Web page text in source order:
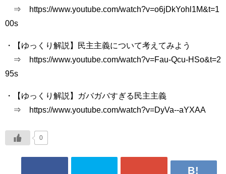
⇒ https://www.youtube.com/watch?v=o6jDkYohl1M&t=1
00s
・【ゆっくり解説】民主主義について考えてみよう
⇒ https://www.youtube.com/watch?v=Fau-Qcu-HSo&t=2
95s
・【ゆっくり解説】ガバガバすぎる民主主義
⇒ https://www.youtube.com/watch?v=DyVa--aYXAA
0